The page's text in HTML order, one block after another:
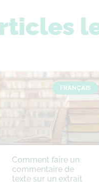
FRANÇAIS
Comment faire un
commentaire de
texte sur un extrait